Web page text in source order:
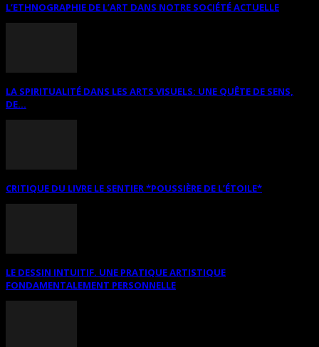
L’ETHNOGRAPHIE DE L’ART DANS NOTRE SOCIÉTÉ ACTUELLE
LA SPIRITUALITÉ DANS LES ARTS VISUELS: UNE QUÊTE DE SENS,
DE...
CRITIQUE DU LIVRE LE SENTIER *POUSSIÈRE DE L’ÉTOILE*
LE DESSIN INTUITIF. UNE PRATIQUE ARTISTIQUE
FONDAMENTALEMENT PERSONNELLE